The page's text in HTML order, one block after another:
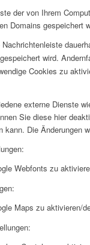
der von Ihrem
Domains gespeichert
wird.
Cookies zu
externe Dienste
Sie diese hier
kann. Die Änderungen
Webfonts zu
Maps zu aktivieren/